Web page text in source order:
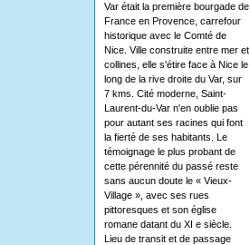
Var était la première bourgade de
France en Provence, carrefour
historique avec le Comté de
Nice. Ville construite entre mer et
collines, elle s'étire face à Nice le
long de la rive droite du Var, sur
7 kms. Cité moderne, Saint-
Laurent-du-Var n'en oublie pas
pour autant ses racines qui font
la fierté de ses habitants. Le
témoignage le plus probant de
cette pérennité du passé reste
sans aucun doute le « Vieux-
Village », avec ses rues
pittoresques et son église
romane datant du XI e siècle.
Lieu de transit et de passage